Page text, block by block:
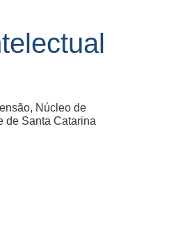
Núcleo de
de Santa Catarina